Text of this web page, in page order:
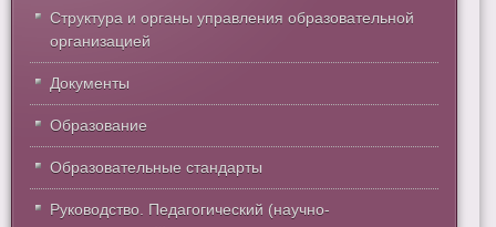
Структура и органы управления образовательной
организацией
Документы
Образование
Образовательные стандарты
Руководство. Педагогический (научно-